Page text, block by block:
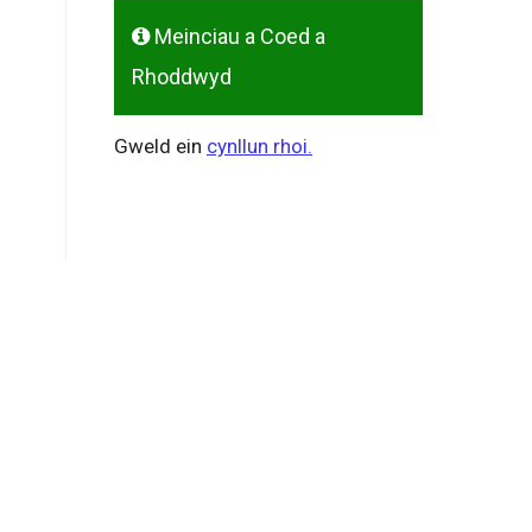
Meinciau a Coed a
Rhoddwyd
Gweld ein cynllun rhoi.